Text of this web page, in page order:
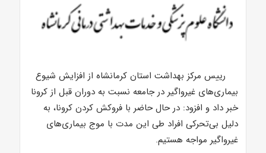
رییس مرکز بهداشت استان کرمانشاه از افزایش شیوع
بیماری‌های غیرواگیر در جامعه نسبت به دوران قبل از کرونا
خبر داد و افزود: در حال حاضر با فروکش کردن کرونا، به
دلیل بی‌تحرکی افراد طی این مدت با موج بیماری‌های
غیرواگیر مواجه هستیم.